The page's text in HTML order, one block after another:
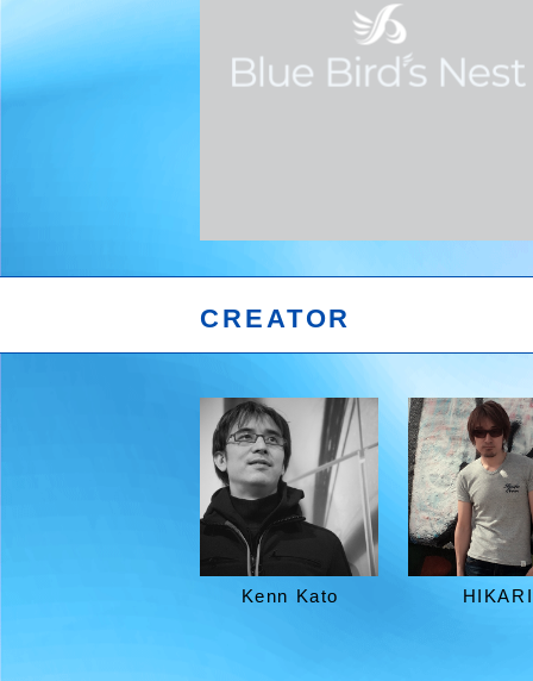
CREATOR
Kenn Kato HIKARI